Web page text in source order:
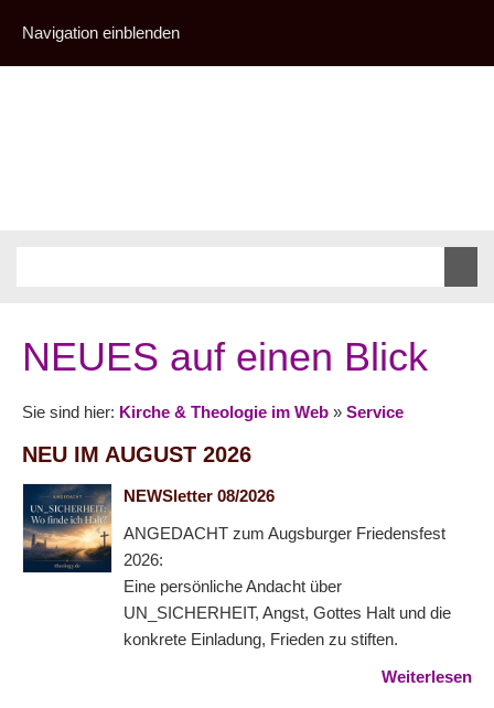
Navigation einblenden
NEUES auf einen Blick
Sie sind hier: Kirche & Theologie im Web » Service
NEU IM AUGUST 2026
NEWSletter 08/2026
ANGEDACHT zum Augsburger Friedensfest
2026:
Eine persönliche Andacht über
UN_SICHERHEIT, Angst, Gottes Halt und die
konkrete Einladung, Frieden zu stiften.
Weiterlesen